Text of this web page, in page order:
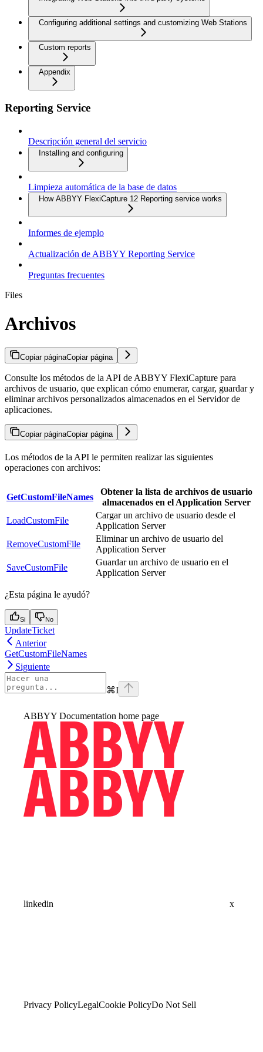
Configuring additional settings and customizing Web Stations
Custom reports
Appendix
Reporting Service
Descripción general del servicio
Installing and configuring
Limpieza automática de la base de datos
How ABBYY FlexiCapture 12 Reporting service works
Informes de ejemplo
Actualización de ABBYY Reporting Service
Preguntas frecuentes
Files
Archivos
Copiar páginaCopiar página
Consulte los métodos de la API de ABBYY FlexiCapture para
archivos de usuario, que explican cómo enumerar, cargar, guardar y
eliminar archivos personalizados almacenados en el Servidor de
aplicaciones.
Copiar páginaCopiar página
Los métodos de la API le permiten realizar las siguientes
operaciones con archivos:
GetCustomFileNames
Obtener la lista de archivos de usuario
almacenados en el Application Server
LoadCustomFile
Cargar un archivo de usuario desde el
Application Server
RemoveCustomFile
Eliminar un archivo de usuario del
Application Server
SaveCustomFile
Guardar un archivo de usuario en el
Application Server
¿Esta página le ayudó?
Si No
UpdateTicket
Anterior
GetCustomFileNames
Siguiente
⌘I
ABBYY Documentation home page
linkedin x
Privacy PolicyLegalCookie PolicyDo Not Sell